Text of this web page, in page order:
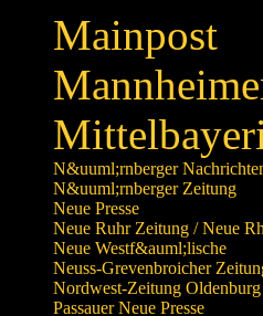
Mainpost
N&uuml;rnberger
N&uuml;rnberger Zeitung
Neue Presse
Neue Ruhr Zeitung / Neue
Neue Westf&auml;lische
Neuss-Grevenbroicher
Nordwest-Zeitung Oldenburg
Passauer Neue Presse